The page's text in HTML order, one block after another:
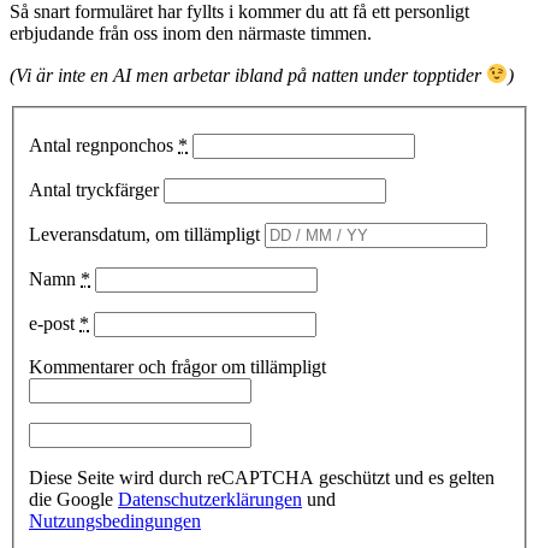
Så snart formuläret har fyllts i kommer du att få ett personligt
erbjudande från oss inom den närmaste timmen.
(Vi är inte en AI men arbetar ibland på natten under topptider )
Antal regnponchos *
Antal tryckfärger
Leveransdatum, om tillämpligt
Namn *
e-post *
Kommentarer och frågor om tillämpligt
Diese Seite wird durch reCAPTCHA geschützt und es gelten
die Google Datenschutzerklärungen und
Nutzungsbedingungen